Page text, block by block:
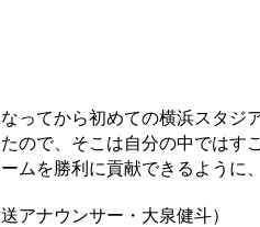
ってから初めての横浜スタジ
ので、そこは自分の中では
ムを勝利に貢献できるように
アナウンサー・大泉健斗）